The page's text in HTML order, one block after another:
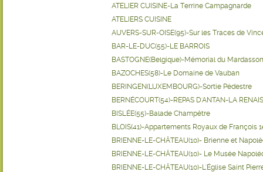
ATELIER CUISINE-La Terrine Campagnarde
ATELIERS CUISINE
AUVERS-SUR-OISE(95)-Sur les Traces de
BAR-LE-DUC(55)-LE BARROIS
BASTOGNE(Belgique)-Mémorial du Mardasson
BAZOCHES(58)-Le Domaine de Vauban
BERINGEN(LUXEMBOURG)-Sortie Pédestre
BERNÉCOURT(54)-REPAS D'ANTAN-LA
BISLÉE(55)-Balade Champêtre
BLOIS(41)-Appartements Royaux de François
BRIENNE-LE-CHÂTEAU(10)- Brienne et
BRIENNE-LE-CHÂTEAU(10)- Le Musée
BRIENNE-LE-CHÂTEAU(10)-L'Église Saint